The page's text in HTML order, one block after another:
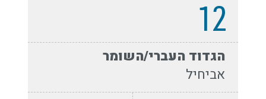
12
הגדוד העברי/השומר
אביחיל